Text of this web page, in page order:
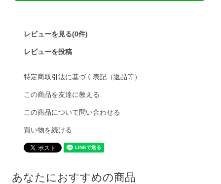
レビューを見る(0件)
レビューを投稿
特定商取引法に基づく表記（返品等）
この商品を友達に教える
この商品について問い合わせる
買い物を続ける
あなたにおすすめの商品